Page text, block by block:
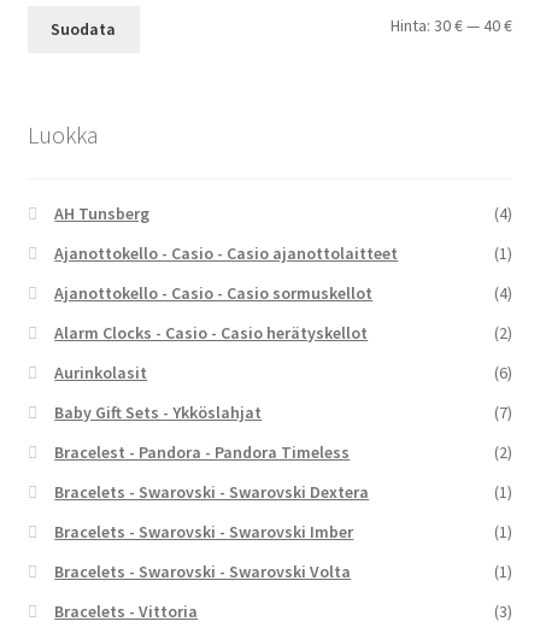
Suodata Hinta:30 €—40 €
Luokka
AH Tunsberg
(4)
Ajanottokello - Casio - Casio ajanottolaitteet
(1)
Ajanottokello - Casio - Casio sormuskellot
(4)
Alarm Clocks - Casio - Casio herätyskellot
(2)
Aurinkolasit
(6)
Baby Gift Sets - Ykköslahjat
(7)
Bracelest - Pandora - Pandora Timeless
(2)
Bracelets - Swarovski - Swarovski Dextera
(1)
Bracelets - Swarovski - Swarovski Imber
(1)
Bracelets - Swarovski - Swarovski Volta
(1)
Bracelets - Vittoria
(3)